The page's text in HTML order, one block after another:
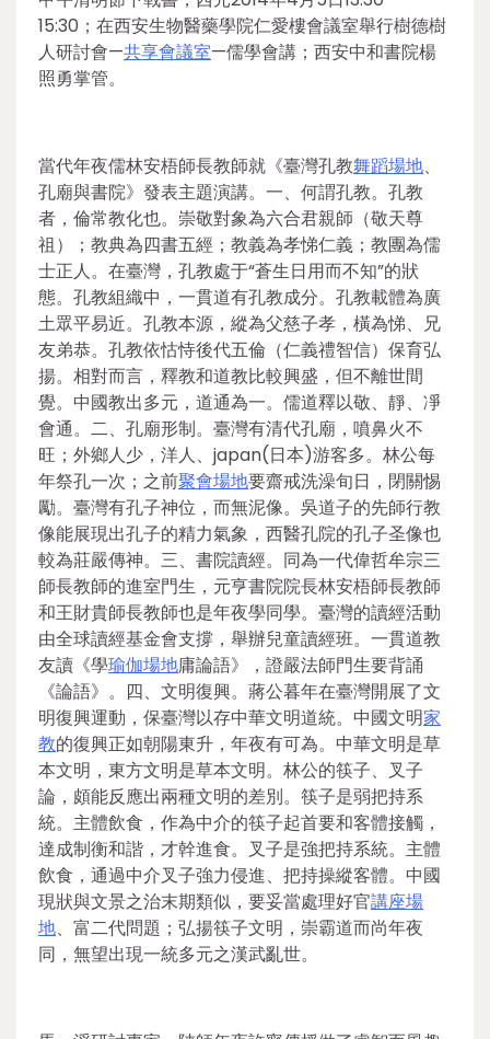
15:30；在西安生物醫藥學院仁愛樓會議室舉行樹德樹
人研討會—共享會議室—儒學會講；西安中和書院楊
照勇掌管。
當代年夜儒林安梧師長教師就《臺灣孔教舞蹈場地、
孔廟與書院》發表主題演講。一、何謂孔教。孔教
者，倫常教化也。崇敬對象為六合君親師（敬天尊
祖）；教典為四書五經；教義為孝悌仁義；教團為儒
士正人。在臺灣，孔教處于“蒼生日用而不知”的狀
態。孔教組織中，一貫道有孔教成分。孔教載體為廣
土眾平易近。孔教本源，縱為父慈子孝，橫為悌、兄
友弟恭。孔教依怙恃後代五倫（仁義禮智信）保育弘
揚。相對而言，釋教和道教比較興盛，但不離世間
覺。中國教出多元，道通為一。儒道釋以敬、靜、凈
會通。二、孔廟形制。臺灣有清代孔廟，噴鼻火不
旺；外鄉人少，洋人、japan(日本)游客多。林公每
年祭孔一次；之前聚會場地要齋戒洗澡旬日，閉關惕
勵。臺灣有孔子神位，而無泥像。吳道子的先師行教
像能展現出孔子的精力氣象，西醫孔院的孔子圣像也
較為莊嚴傳神。三、書院讀經。同為一代偉哲牟宗三
師長教師的進室門生，元亨書院院長林安梧師長教師
和王財貴師長教師也是年夜學同學。臺灣的讀經活動
由全球讀經基金會支撐，舉辦兒童讀經班。一貫道教
友讀《學瑜伽場地庸論語》，證嚴法師門生要背誦
《論語》。四、文明復興。蔣公暮年在臺灣開展了文
明復興運動，保臺灣以存中華文明道統。中國文明家
教的復興正如朝陽東升，年夜有可為。中華文明是草
本文明，東方文明是草本文明。林公的筷子、叉子
論，頗能反應出兩種文明的差別。筷子是弱把持系
統。主體飲食，作為中介的筷子起首要和客體接觸，
達成制衡和諧，才幹進食。叉子是強把持系統。主體
飲食，通過中介叉子強力侵進、把持操縱客體。中國
現狀與文景之治末期類似，要妥當處理好官講座場
地、富二代問題；弘揚筷子文明，崇霸道而尚年夜
同，無望出現一統多元之漢武亂世。